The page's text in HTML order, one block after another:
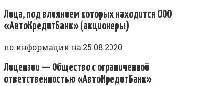
Лица, под влиянием которых находится ООО
«АвтоКредитБанк» (акционеры)
по информации на 25.08.2020
Лицензии — Общество с ограниченной
ответственностью «АвтоКредитБанк»